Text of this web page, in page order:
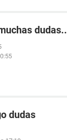
dudas..
dudas